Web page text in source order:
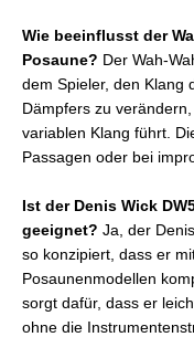
Wie beeinflusst der
Posaune? Der Wah-
dem Spieler, den Klang
Dämpfers zu
variablen Klang führt.
Passagen oder bei
Ist der Denis Wick
geeignet? Ja, der
so konzipiert, dass er
Posaunenmodellen
sorgt dafür, dass er
ohne die